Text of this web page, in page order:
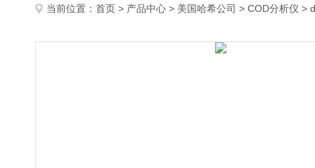
当前位置： 首页 > 产品中心 > 美国哈希公司 > COD分析仪 >